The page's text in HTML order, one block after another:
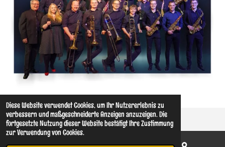
Diese Website verwendet Cookies, um Ihr Nutzererlebnis zu
verbessern und maßgeschneiderte Anzeigen anzuzeigen. Die
fortgesetzte Nutzung dieser Website bestätigt Ihre Zustimmung
zur Verwendung von Cookies.